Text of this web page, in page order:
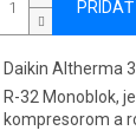
Daikin Altherma
R-32 Monoblok,
kompresorom a